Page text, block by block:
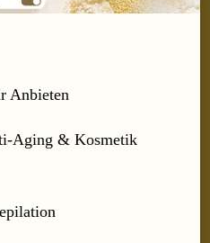
Anbieten
Aging & Kosmetik